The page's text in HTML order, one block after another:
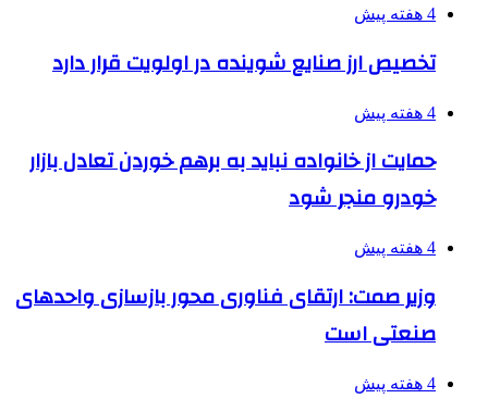
4 هفته پیش
تخصیص ارز صنایع شوینده در اولویت قرار دارد
4 هفته پیش
حمایت از خانواده نباید به برهم خوردن تعادل بازار
خودرو منجر شود
4 هفته پیش
وزیر صمت: ارتقای فناوری محور بازسازی واحدهای
صنعتی است
4 هفته پیش